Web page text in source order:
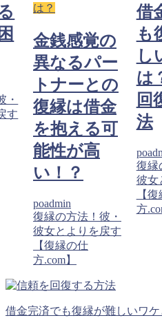
・
す
は？
金銭感覚の
異なるパー
トナーとの
復縁は借金
を抱える可
能性が高
い！？
poadmin
復縁の方法！彼・
彼女とよりを戻す
【復縁の仕
方.com】
借
も
し
は
回
法
復縁
彼女
【
方
借金完済でも復縁が難しいワ